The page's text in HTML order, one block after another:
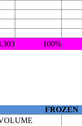
100%
FROZEN